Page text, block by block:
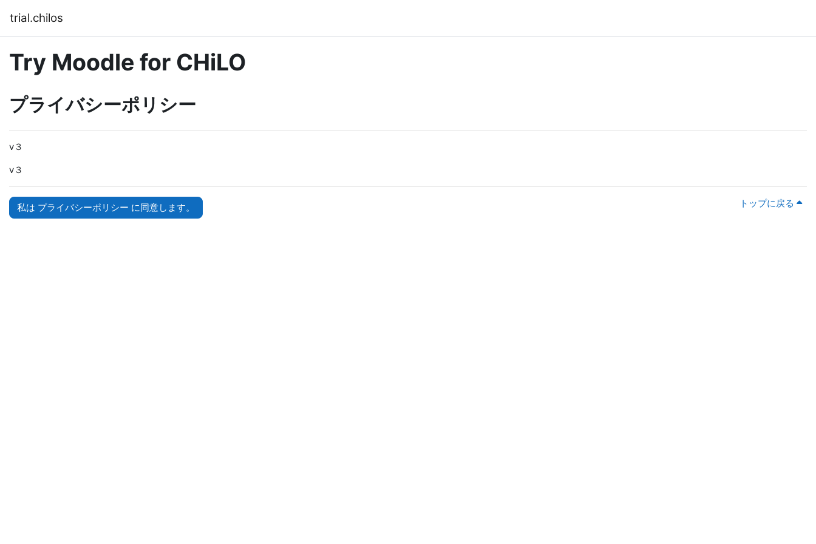
trial.chilos
Try Moodle for CHiLO
プライバシーポリシー
v３
v３
私は プライバシーポリシー に同意します。 トップに戻る